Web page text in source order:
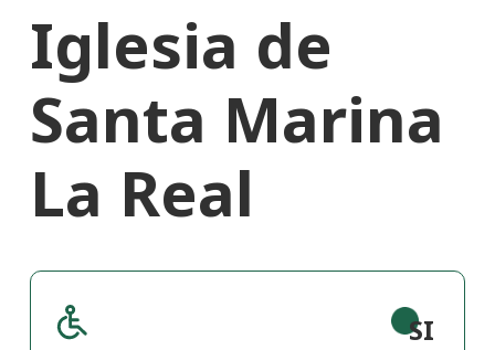
Iglesia de
Santa Marina
La Real
SI